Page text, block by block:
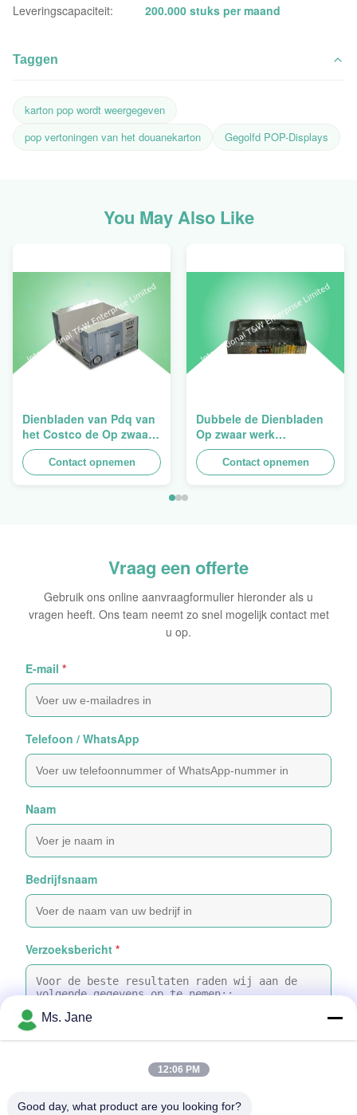
Leveringscapaciteit: 200.000 stuks per maand
Taggen
karton pop wordt weergegeven
pop vertoningen van het douanekarton
Gegolfd POP-Displays
You May Also Like
Dienbladen van Pdq van
het Costco de Op zwaar
werk berekende
Stapelbare Ontwerp aan
het Verkopen van
Contact opnemen
Dubbele de Dienbladen
Op zwaar werk
berekende
Opeenstapeling van het
Muurkarton PDQ voor het
Contact opnemen
Vraag een offerte
Gebruik ons online aanvraagformulier hieronder als u
vragen heeft. Ons team neemt zo snel mogelijk contact met
u op.
E-mail *
Telefoon / WhatsApp
Naam
Bedrijfsnaam
Verzoeksbericht *
Ms. Jane
12:06 PM
Good day, what product are you looking for?